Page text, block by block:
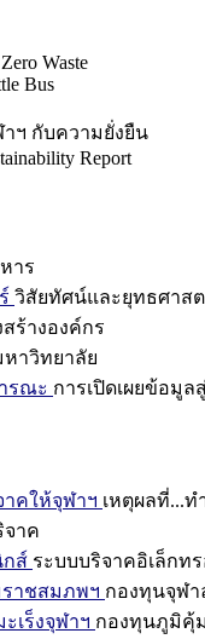
Waste
Bus
าฯ กับความยั่งยืน
Report
าร
วิสัยทัศน์และยุทธศาส
ร้างองค์กร
าวิทยาลัย
รณะ การเปิดเผยข้อมู
าคให้จุฬาฯ เหตุผลที่...ท
จาค
กส์ ระบบบริจาคอิเล็กท
าชสมภพฯ กองทุนจุฬ
เร็งจุฬาฯ กองทุนภูมิคุ้